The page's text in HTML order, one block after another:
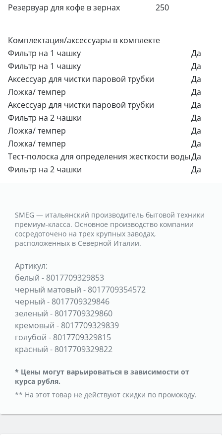
Резервуар для кофе в зернах 250
Комплектация/аксессуары в комплекте
Фильтр на 1 чашку
Да
Фильтр на 1 чашку
Да
Аксессуар для чистки паровой трубки
Да
Ложка/ темпер
Да
Аксессуар для чистки паровой трубки
Да
Фильтр на 2 чашки
Да
Ложка/ темпер
Да
Ложка/ темпер
Да
Тест-полоска для определения жесткости водыДа
Фильтр на 2 чашки
Да
SMEG — итальянский производитель бытовой техники
премиум-класса. Основное производство компании
сосредоточено на трех крупных заводах,
расположенных в Северной Италии.
Артикул:
белый - 8017709329853
черный матовый - 8017709354572
черный - 8017709329846
зеленый - 8017709329860
кремовый - 8017709329839
голубой - 8017709329815
красный - 8017709329822
* Цены могут варьироваться в зависимости от
курса рубля.
** На этот товар не действуют скидки по промокоду.